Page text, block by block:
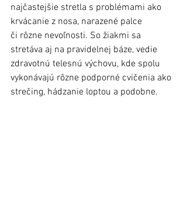
najčastejšie stretla s problémami ako
krvácanie z nosa, narazené palce
či rôzne nevoľnosti. So žiakmi sa
stretáva aj na pravidelnej báze, vedie
zdravotnú telesnú výchovu, kde spolu
vykonávajú rôzne podporné cvičenia ako
strečing, hádzanie loptou a podobne.